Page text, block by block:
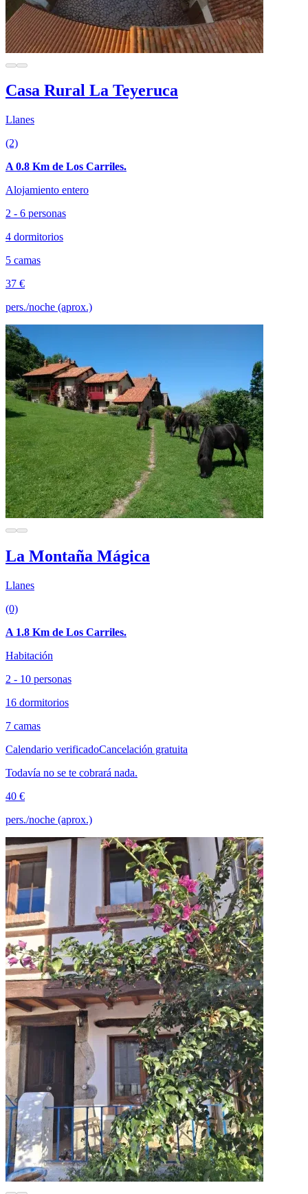
Casa Rural La Teyeruca
Llanes
(2)
A 0.8 Km de Los Carriles.
Alojamiento entero
2 - 6 personas
4 dormitorios
5 camas
37 €
pers./noche (aprox.)
La Montaña Mágica
Llanes
(0)
A 1.8 Km de Los Carriles.
Habitación
2 - 10 personas
16 dormitorios
7 camas
Calendario verificadoCancelación gratuita
Todavía no se te cobrará nada.
40 €
pers./noche (aprox.)